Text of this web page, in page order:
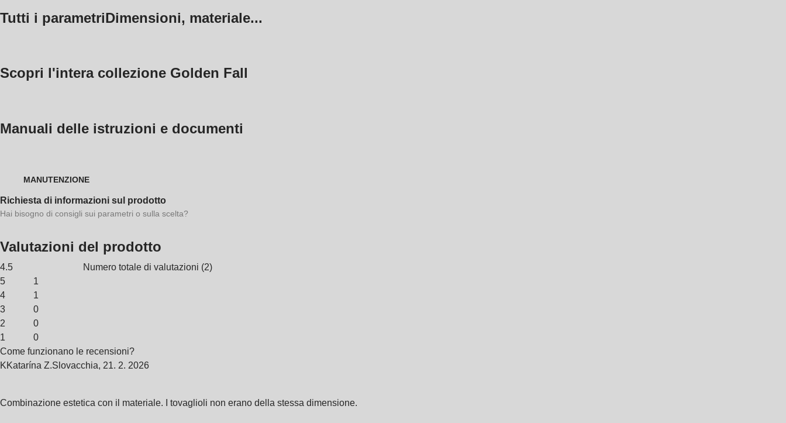
Tutti i parametriDimensioni, materiale...
Scopri l'intera collezione Golden Fall
Manuali delle istruzioni e documenti
MANUTENZIONE
Richiesta di informazioni sul prodotto
Hai bisogno di consigli sui parametri o sulla scelta?
Valutazioni del prodotto
4.5 Numero totale di valutazioni (2)
5
1
4
1
3
0
2
0
1
0
Come funzionano le recensioni?
KKatarína Z.Slovacchia, 21. 2. 2026
Combinazione estetica con il materiale. I tovaglioli non erano della stessa dimensione.